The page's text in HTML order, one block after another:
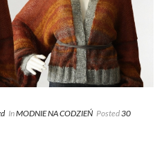
InMODNIE NA CODZIEŃ Posted30